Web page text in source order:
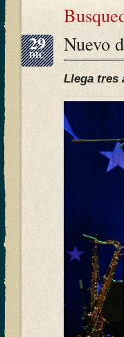
29
DIC Nuevo
Llega tres